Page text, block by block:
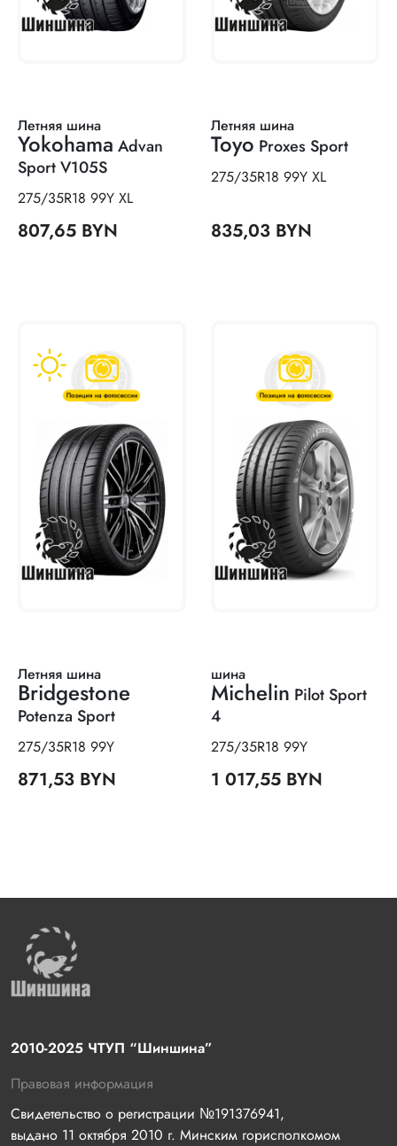
Летняя шина
Yokohama Advan
Sport V105S
275/35R18 99Y XL
807,65 BYN
Летняя шина
Toyo Proxes Sport
275/35R18 99Y XL
835,03 BYN
Летняя шина
Bridgestone
Potenza Sport
275/35R18 99Y
871,53 BYN
шина
Michelin Pilot Sport
4
275/35R18 99Y
1 017,55 BYN
2010-2025 ЧТУП “Шиншина”
Правовая информация
Свидетельство о регистрации №191376941,
выдано 11 октября 2010 г. Минским горисполкомом